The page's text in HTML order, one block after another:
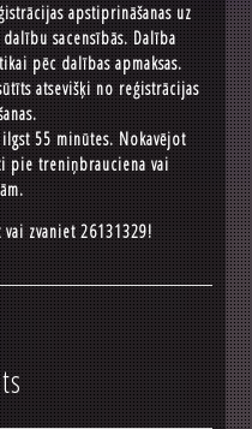
apstiprināšanas uz
sacensībās. Dalība
pēc dalības apmaksas.
atsevišķi no reģistrācijas
55 minūtes. Nokavējot
pie treniņbrauciena vai
zvaniet 26131329!